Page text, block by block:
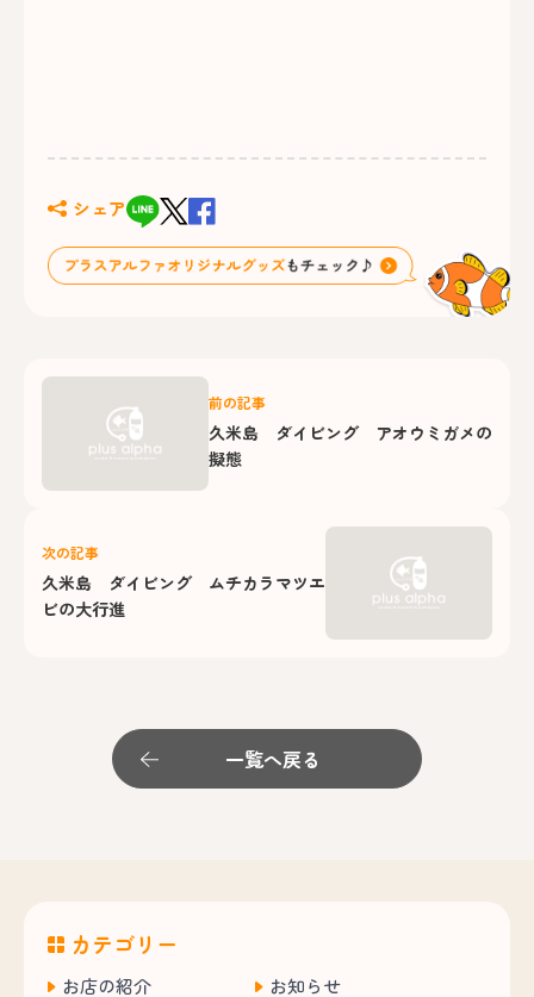
シェア
前の記事
久米島 ダイビング アオウミガメの
擬態
次の記事
久米島 ダイビング ムチカラマツエ
ビの大行進
一覧へ戻る
カテゴリー
お店の紹介
お知らせ